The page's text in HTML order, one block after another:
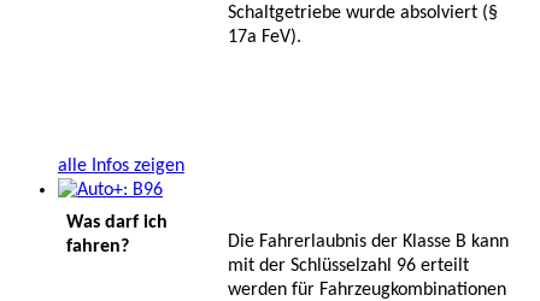
Schaltgetriebe wurde absolviert (§
17a FeV).
alle Infos zeigen
Was darf ich
fahren?
Die Fahrerlaubnis der Klasse B kann
mit der Schlüsselzahl 96 erteilt
werden für Fahrzeugkombinationen